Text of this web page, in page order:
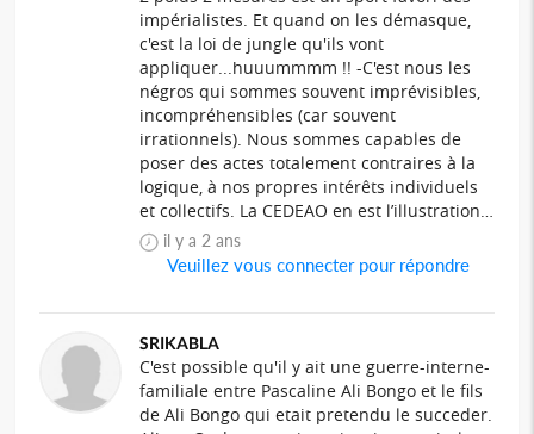
impérialistes. Et quand on les démasque,
c'est la loi de jungle qu'ils vont
appliquer...huuummmm !! -C'est nous les
négros qui sommes souvent imprévisibles,
incompréhensibles (car souvent
irrationnels). Nous sommes capables de
poser des actes totalement contraires à la
logique, à nos propres intérêts individuels
et collectifs. La CEDEAO en est l’illustration…
il y a 2 ans
Veuillez vous connecter pour répondre
SRIKABLA
C'est possible qu'il y ait une guerre-interne-
familiale entre Pascaline Ali Bongo et le fils
de Ali Bongo qui etait pretendu le succeder.